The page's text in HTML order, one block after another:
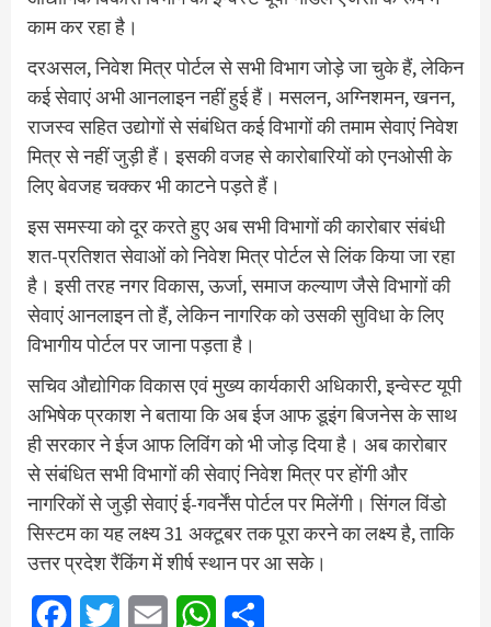
काम कर रहा है।
दरअसल, निवेश मित्र पोर्टल से सभी विभाग जोड़े जा चुके हैं, लेकिन
कई सेवाएं अभी आनलाइन नहीं हुई हैं। मसलन, अग्निशमन, खनन,
राजस्व सहित उद्योगों से संबंधित कई विभागों की तमाम सेवाएं निवेश
मित्र से नहीं जुड़ी हैं। इसकी वजह से कारोबारियों को एनओसी के
लिए बेवजह चक्कर भी काटने पड़ते हैं।
इस समस्या को दूर करते हुए अब सभी विभागों की कारोबार संबंधी
शत-प्रतिशत सेवाओं को निवेश मित्र पोर्टल से लिंक किया जा रहा
है। इसी तरह नगर विकास, ऊर्जा, समाज कल्याण जैसे विभागों की
सेवाएं आनलाइन तो हैं, लेकिन नागरिक को उसकी सुविधा के लिए
विभागीय पोर्टल पर जाना पड़ता है।
सचिव औद्योगिक विकास एवं मुख्य कार्यकारी अधिकारी, इन्वेस्ट यूपी
अभिषेक प्रकाश ने बताया कि अब ईज आफ डूइंग बिजनेस के साथ
ही सरकार ने ईज आफ लिविंग को भी जोड़ दिया है। अब कारोबार
से संबंधित सभी विभागों की सेवाएं निवेश मित्र पर होंगी और
नागरिकों से जुड़ी सेवाएं ई-गवर्नेंस पोर्टल पर मिलेंगी। सिंगल विंडो
सिस्टम का यह लक्ष्य 31 अक्टूबर तक पूरा करने का लक्ष्य है, ताकि
उत्तर प्रदेश रैंकिंग में शीर्ष स्थान पर आ सके।
FacebookTwitter Email WhatsApp